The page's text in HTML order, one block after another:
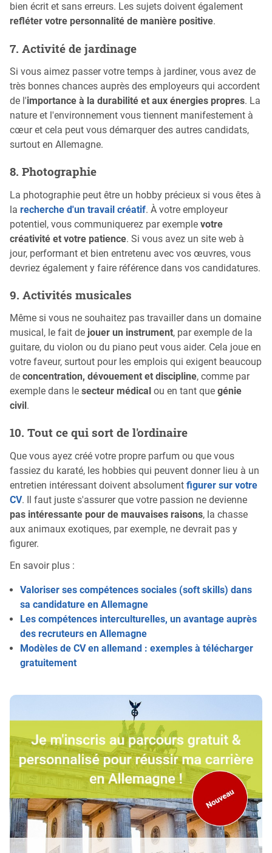
bien écrit et sans erreurs. Les sujets doivent également
refléter votre personnalité de manière positive.
7. Activité de jardinage
Si vous aimez passer votre temps à jardiner, vous avez de
très bonnes chances auprès des employeurs qui accordent
de l'importance à la durabilité et aux énergies propres. La
nature et l'environnement vous tiennent manifestement à
cœur et cela peut vous démarquer des autres candidats,
surtout en Allemagne.
8. Photographie
La photographie peut être un hobby précieux si vous êtes à
la recherche d'un travail créatif. À votre employeur
potentiel, vous communiquerez par exemple votre
créativité et votre patience. Si vous avez un site web à
jour, performant et bien entretenu avec vos œuvres, vous
devriez également y faire référence dans vos candidatures.
9. Activités musicales
Même si vous ne souhaitez pas travailler dans un domaine
musical, le fait de jouer un instrument, par exemple de la
guitare, du violon ou du piano peut vous aider. Cela joue en
votre faveur, surtout pour les emplois qui exigent beaucoup
de concentration, dévouement et discipline, comme par
exemple dans le secteur médical ou en tant que génie
civil .
10. Tout ce qui sort de l'ordinaire
Que vous ayez créé votre propre parfum ou que vous
fassiez du karaté, les hobbies qui peuvent donner lieu à un
entretien intéressant doivent absolument figurer sur votre
CV. Il faut juste s'assurer que votre passion ne devienne
pas intéressante pour de mauvaises raisons, la chasse
aux animaux exotiques, par exemple, ne devrait pas y
figurer.
En savoir plus :
Valoriser ses compétences sociales (soft skills) dans
sa candidature en Allemagne
Les compétences interculturelles, un avantage auprès
des recruteurs en Allemagne
Modèles de CV en allemand : exemples à télécharger
gratuitement